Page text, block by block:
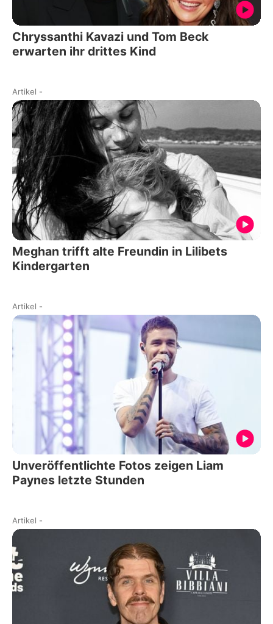
Chryssanthi Kavazi und Tom Beck
erwarten ihr drittes Kind
Artikel -
Meghan trifft alte Freundin in Lilibets
Kindergarten
Artikel -
Unveröffentlichte Fotos zeigen Liam
Paynes letzte Stunden
Artikel -